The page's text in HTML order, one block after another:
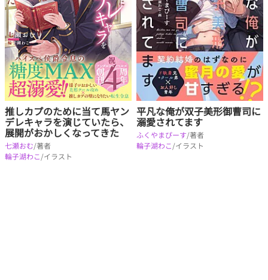
推しカプのために当て馬ヤン
デレキャラを演じていたら、
展開がおかしくなってきた
七瀬おむ/著者
輪子湖わこ /イラスト
平凡な俺が双子美形御曹司に
溺愛されてます
ふくやまぴーす/著者
輪子湖わこ /イラスト